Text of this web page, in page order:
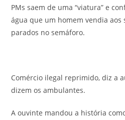
PMs saem de uma “viatura” e
água que um homem vendia aos
parados no semáforo.
Comércio ilegal reprimido, diz a
dizem os ambulantes.
A ouvinte mandou a história